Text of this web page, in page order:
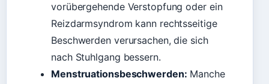
vorübergehende Verstopfung oder ein
Reizdarmsyndrom kann rechtsseitige
Beschwerden verursachen, die sich
nach Stuhlgang bessern.
Menstruationsbeschwerden: Manche